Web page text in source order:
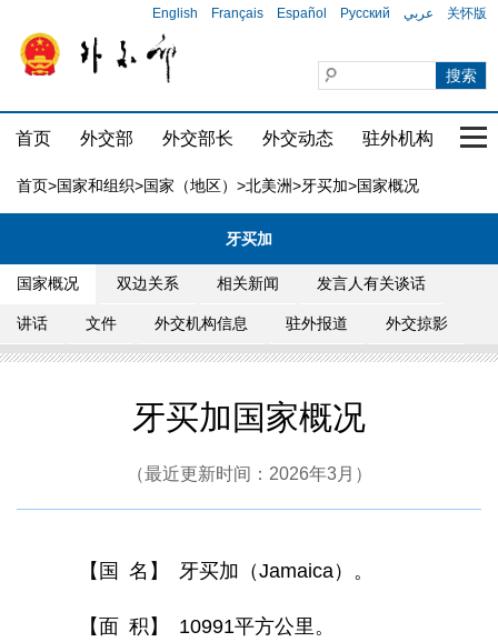
English Français Español Русский عربي 关怀版
首页 外交部 外交部长 外交动态 驻外机构 国
首页>国家和组织>国家（地区） >北美洲>牙买加>国家概况
牙买加
国家概况 双边关系 相关新闻 发言人有关谈话
讲话 文件 外交机构信息 驻外报道 外交掠影
牙买加国家概况
（最近更新时间：2026年3月）
【国 名】 牙买加（Jamaica）。
【面 积】 10991平方公里。